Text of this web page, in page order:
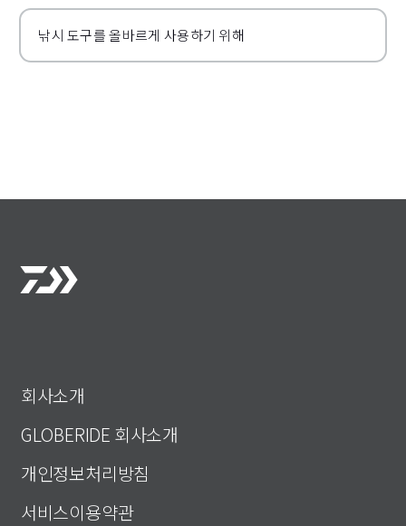
낚시 도구를 올바르게 사용하기 위해
회사소개
GLOBERIDE 회사소개
개인정보처리방침
서비스이용약관